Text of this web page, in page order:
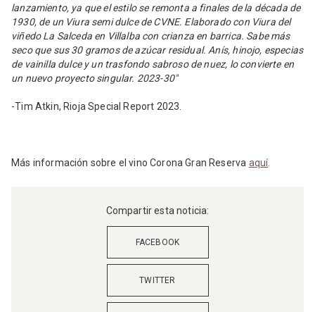
lanzamiento, ya que el estilo se remonta a finales de la década de
1930, de un Viura semi dulce de CVNE. Elaborado con Viura del
viñedo La Salceda en Villalba con crianza en barrica. Sabe más
seco que sus 30 gramos de azúcar residual. Anís, hinojo, especias
de vainilla dulce y un trasfondo sabroso de nuez, lo convierte en
un nuevo proyecto singular. 2023-30″
-Tim Atkin, Rioja Special Report 2023.
Más información sobre el vino Corona Gran Reserva aquí.
Compartir esta noticia:
FACEBOOK
TWITTER